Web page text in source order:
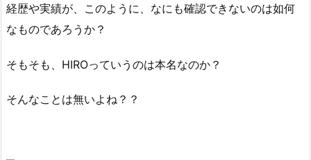
経歴や実績が、このように、なにも確認できないのは如何
なものであろうか？
そもそも、HIROっていうのは本名なのか？
そんなことは無いよね？？